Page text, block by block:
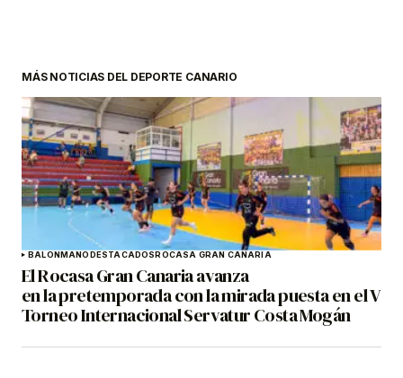
MÁS NOTICIAS DEL DEPORTE CANARIO
BALONMANODESTACADOSROCASA GRAN CANARIA
El Rocasa Gran Canaria avanza
en la pretemporada con la mirada puesta en el V
Torneo Internacional Servatur Costa Mogán